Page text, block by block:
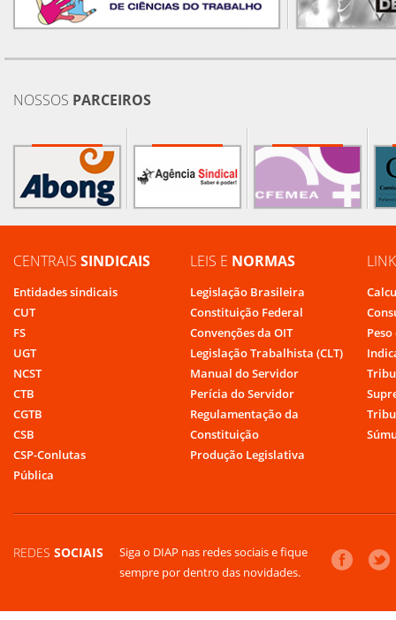
NOSSOS PARCEIROS
CENTRAIS SINDICAIS
Entidades sindicais
CUT
FS
UGT
NCST
CTB
CGTB
CSB
CSP-Conlutas
Pública
LEIS E NORMAS
Legislação Brasileira
Constituição Federal
Convenções da OIT
Legislação Trabalhista (CLT)
Manual do Servidor
Perícia do Servidor
Regulamentação da
Constituição
Produção Legislativa
REDES SOCIAIS
Siga o DIAP nas redes sociais e fique
sempre por dentro das novidades.